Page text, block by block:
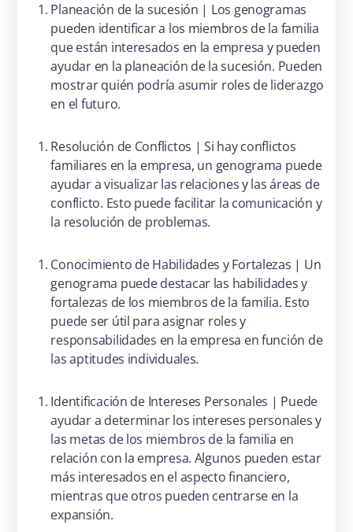
Planeación de la sucesión | Los genogramas
pueden identificar a los miembros de la familia
que están interesados en la empresa y pueden
ayudar en la planeación de la sucesión. Pueden
mostrar quién podría asumir roles de liderazgo
en el futuro.
Resolución de Conflictos | Si hay conflictos
familiares en la empresa, un genograma puede
ayudar a visualizar las relaciones y las áreas de
conflicto. Esto puede facilitar la comunicación y
la resolución de problemas.
Conocimiento de Habilidades y Fortalezas | Un
genograma puede destacar las habilidades y
fortalezas de los miembros de la familia. Esto
puede ser útil para asignar roles y
responsabilidades en la empresa en función de
las aptitudes individuales.
Identificación de Intereses Personales | Puede
ayudar a determinar los intereses personales y
las metas de los miembros de la familia en
relación con la empresa. Algunos pueden estar
más interesados en el aspecto financiero,
mientras que otros pueden centrarse en la
expansión.